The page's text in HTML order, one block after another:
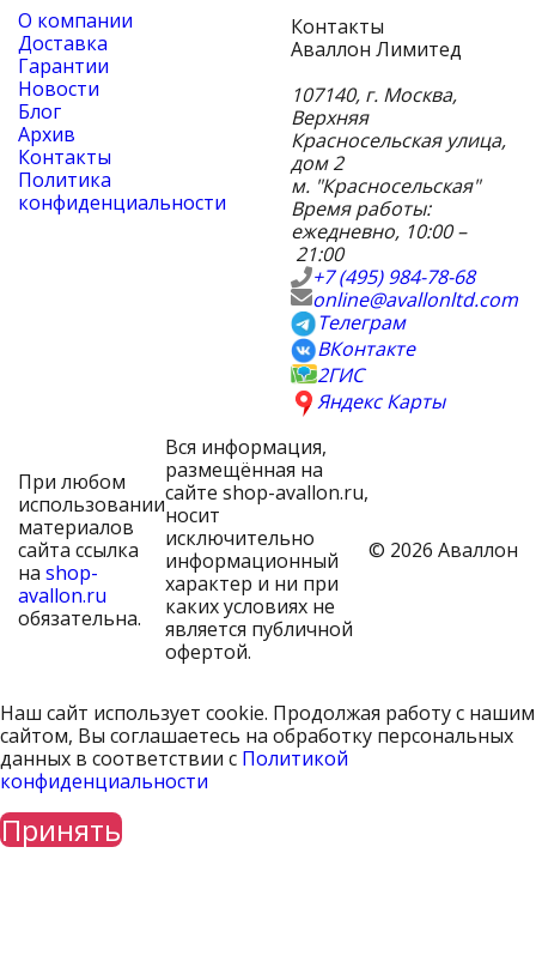
О компании
Доставка
Гарантии
Новости
Блог
Архив
Контакты
Политика
конфиденциальности
Контакты
Аваллон Лимитед
107140, г. Москва,
Верхняя
Красносельская улица,
дом 2
м. "Красносельская"
Время работы:
ежедневно, 10:00 –
21:00
+7 (495) 984-78-68
online@avallonltd.com
Телеграм
ВКонтакте
2ГИС
Яндекс Карты
При любом
использовании
материалов
сайта ссылка
на shop-
avallon.ru
обязательна.
Вся информация,
размещённая на
сайте shop-avallon.ru,
носит
исключительно
информационный
характер и ни при
каких условиях не
является публичной
офертой.
© 2026 Аваллон
Наш сайт использует cookie. Продолжая работу с нашим
сайтом, Вы соглашаетесь на обработку персональных
данных в соответствии с Политикой
конфиденциальности
Принять